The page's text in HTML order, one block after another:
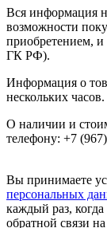
Вся информация
возможности
приобретением, и
ГК РФ).
Информация о
нескольких часов.
О наличии и
телефону: +7
Вы принимаете
персональных
каждый раз,
обратной связи